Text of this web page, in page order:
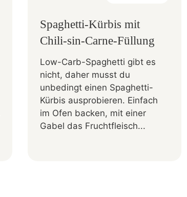
Spaghetti-Kürbis mit
Chili-sin-Carne-Füllung
Low-Carb-Spaghetti gibt es
nicht, daher musst du
unbedingt einen Spaghetti-
Kürbis ausprobieren. Einfach
im Ofen backen, mit einer
Gabel das Fruchtfleisch...